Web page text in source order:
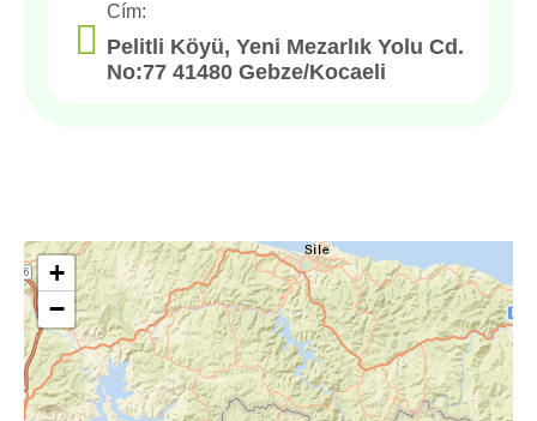
Cím:
Pelitli Köyü, Yeni Mezarlık Yolu Cd.
No:77 41480 Gebze/Kocaeli
+
−